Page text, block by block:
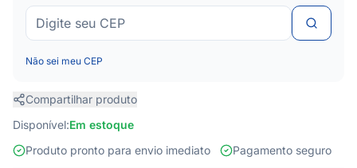
Não sei meu CEP
Compartilhar produto
Disponível:Em estoque
Produto pronto para envio imediato
Pagamento seguro